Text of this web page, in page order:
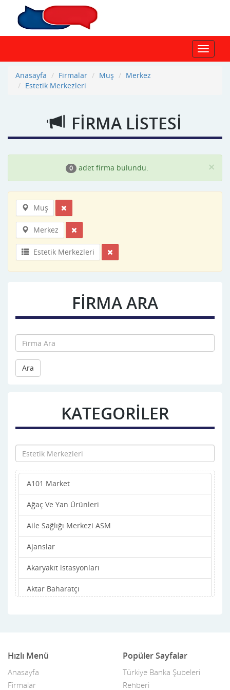
Toggle
Anasayfa
Firmalar Muş
Merkez
Estetik Merkezleri
FİRMA LİSTESİ
×
0 adet firma bulundu.
Muş
Merkez
Estetik Merkezleri
FİRMA ARA
Ara
KATEGORİLER
A101 Market
Ağaç Ve Yan Ürünleri
Aile Sağlığı Merkezi ASM
Ajanslar
Akaryakıt istasyonları
Aktar Baharatçı
Ambalaj Firmaları
Ambar,Antrepo
Hızlı Menü
Anasayfa
Firmalar
Popüler Sayfalar
Türkiye Banka Şubeleri
Rehberi